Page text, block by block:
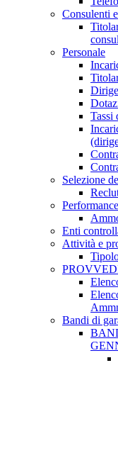
Consulenti
Personale
Tassi
Selezione
Performance
Enti
Attività e
Bandi di